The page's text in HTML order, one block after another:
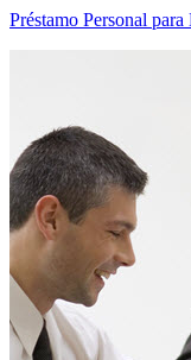
Préstamo Personal